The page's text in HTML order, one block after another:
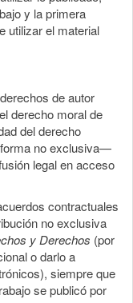
y la primera
utilizar el material
de autor
derecho moral de
del derecho
no exclusiva—
legal en acceso
contractuales
no exclusiva
y Derechos (por
o darlo a
siempre que
se publicó por